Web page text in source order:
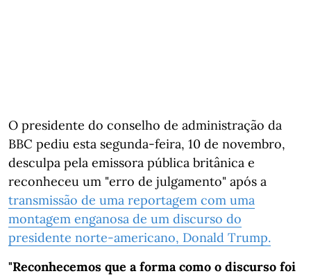
O presidente do conselho de administração da
BBC pediu esta segunda-feira, 10 de novembro,
desculpa pela emissora pública britânica e
reconheceu um "erro de julgamento" após a
transmissão de uma reportagem com uma
montagem enganosa de um discurso do
presidente norte-americano, Donald Trump.
"Reconhecemos que a forma como o discurso foi